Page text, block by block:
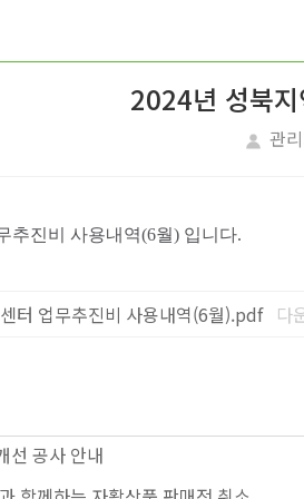
2024년 성북
관
추진비 사용내역(6월) 입니다.
터 업무추진비 사용내역(6월).pdf 다
선 공사 안내